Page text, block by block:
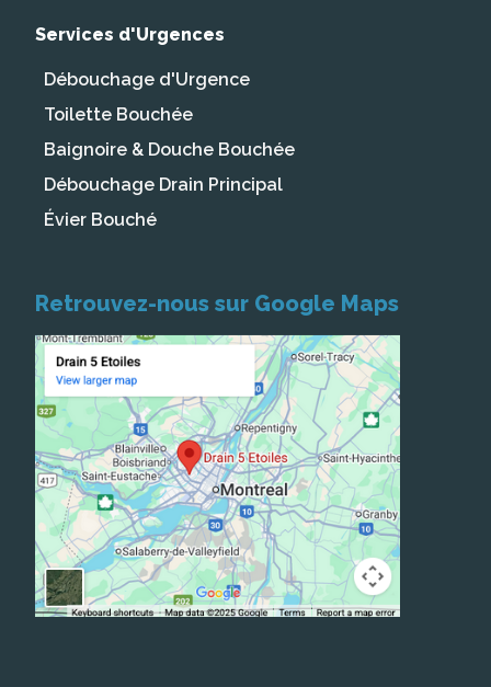
Services d'Urgences
Débouchage d'Urgence
Toilette Bouchée
Baignoire & Douche Bouchée
Débouchage Drain Principal
Évier Bouché
Retrouvez-nous sur Google Maps